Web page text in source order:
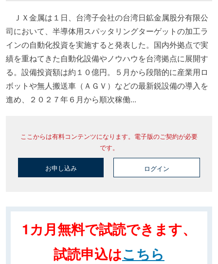
ＪＸ金属は１日、台湾子会社の台湾日鉱金属股分有限公
司において、半導体用スパッタリングターゲットの加工ラ
インの自動化投資を実施すると発表した。国内外拠点で実
績を重ねてきた自動化設備やノウハウを台湾拠点に展開す
る。設備投資額は約１０億円。５月から段階的に産業用ロ
ボットや無人搬送車（ＡＧＶ）などの最新鋭設備の導入を
進め、２０２７年６月から順次稼働...
ここからは有料コンテンツになります。電子版のご契約が必要
です。
お申し込み ログイン
1カ月無料で試読できます、
試読申込はこちら